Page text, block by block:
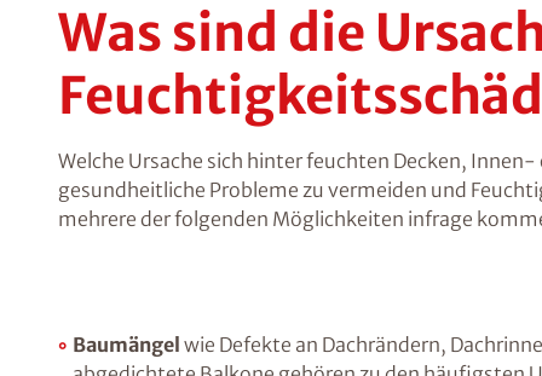
Was sind die
Welche Ursache sich hinter feuchten Decken,
gesundheitliche Probleme zu vermeiden und
mehrere der folgenden Möglichkeiten infrage
Baumängel wie Defekte an Dachrändern,